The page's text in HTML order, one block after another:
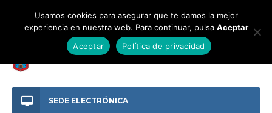
SEDE ELECTRÓNICA
Usamos cookies para asegurar que te damos la mejor
experiencia en nuestra web. Para continuar, pulsa Aceptar
Aceptar
Política de privacidad